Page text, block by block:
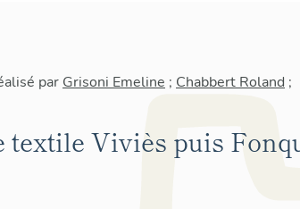
par Grisoni Emeline ; Chabbert Roland ;
Viviès puis